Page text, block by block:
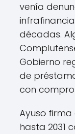
venía
décadas.
Gobierno
de
con
Ayuso
hasta 2031